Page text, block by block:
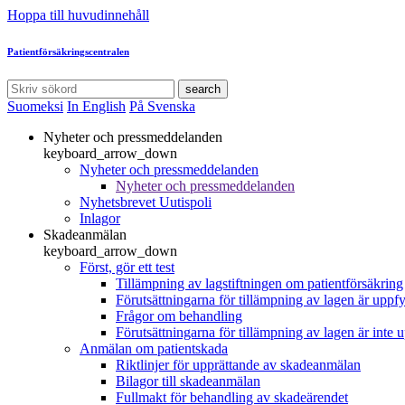
Hoppa till huvudinnehåll
Patientförsäkringscentralen
search
Suomeksi In English På Svenska
Nyheter och pressmeddelanden
keyboard_arrow_down
Nyheter och pressmeddelanden
Nyheter och pressmeddelanden
Nyhetsbrevet Uutispoli
Inlagor
Skadeanmälan
keyboard_arrow_down
Först, gör ett test
Tillämpning av lagstiftningen om patientförsäkring
Förutsättningarna för tillämpning av lagen är
Frågor om behandling
Förutsättningarna för tillämpning av lagen är inte
Anmälan om patientskada
Riktlinjer för upprättande av skadeanmälan
Bilagor till skadeanmälan
Fullmakt för behandling av skadeärendet